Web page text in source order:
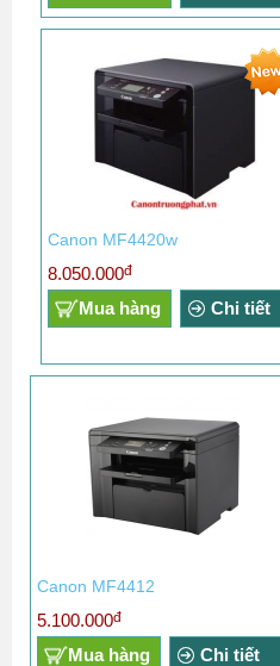
Canon MF4420w
8.050.000đ
Mua hàng Chi tiết
Canon MF4412
5.100.000đ
Mua hàng Chi tiết